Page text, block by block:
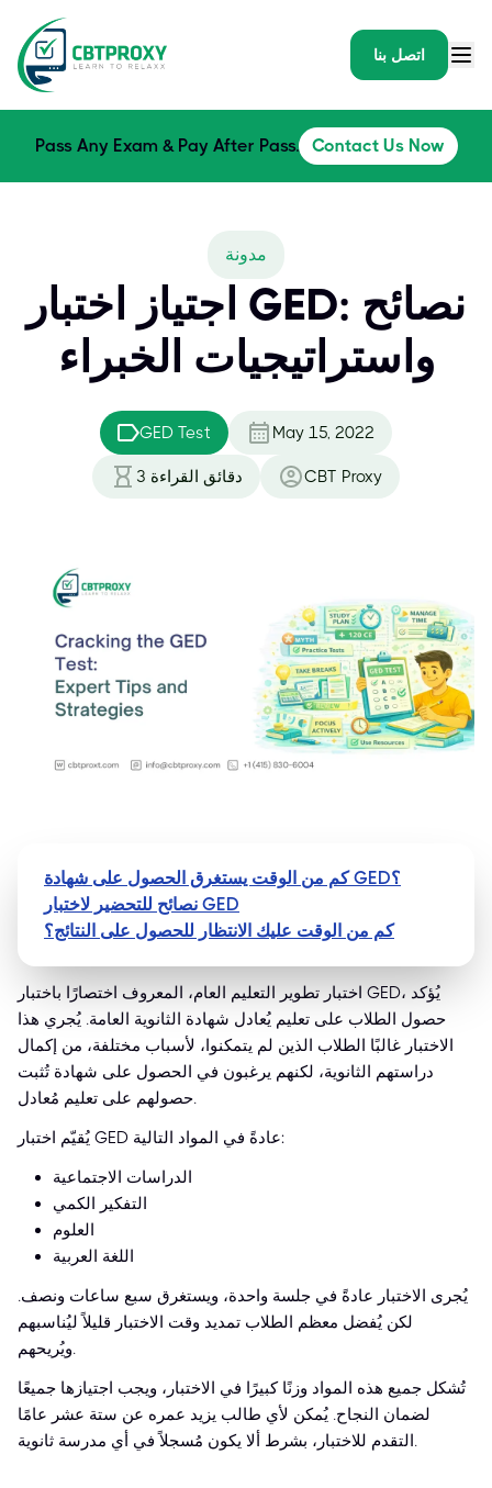
اتصل بنا
Pass Any Exam & Pay After Pass. Contact Us Now
مدونة
اجتياز اختبار GED: نصائح
واستراتيجيات الخبراء
GED Test May 15, 2022
3 دقائق القراءة CBT Proxy
كم من الوقت يستغرق الحصول على شهادة GED؟
نصائح للتحضير لاختبار GED
كم من الوقت عليك الانتظار للحصول على النتائج؟
اختبار تطوير التعليم العام، المعروف اختصارًا باختبار GED، يُؤكد
حصول الطلاب على تعليم يُعادل شهادة الثانوية العامة. يُجري هذا
الاختبار غالبًا الطلاب الذين لم يتمكنوا، لأسباب مختلفة، من إكمال
دراستهم الثانوية، لكنهم يرغبون في الحصول على شهادة تُثبت
حصولهم على تعليم مُعادل.
يُقيّم اختبار GED عادةً في المواد التالية:
الدراسات الاجتماعية
التفكير الكمي
العلوم
اللغة العربية
يُجرى الاختبار عادةً في جلسة واحدة، ويستغرق سبع ساعات ونصف.
لكن يُفضل معظم الطلاب تمديد وقت الاختبار قليلاً ليُناسبهم
ويُريحهم.
تُشكل جميع هذه المواد وزنًا كبيرًا في الاختبار، ويجب اجتيازها جميعًا
لضمان النجاح. يُمكن لأي طالب يزيد عمره عن ستة عشر عامًا
التقدم للاختبار، بشرط ألا يكون مُسجلاً في أي مدرسة ثانوية.